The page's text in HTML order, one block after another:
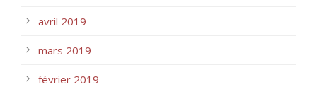
avril 2019
mars 2019
février 2019